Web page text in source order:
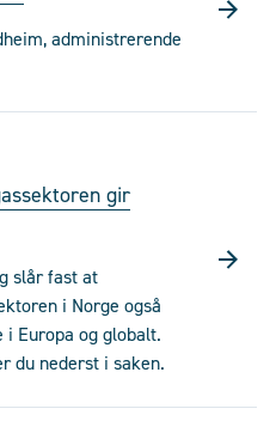
administrerende
gir
slår fast at
i Norge også
Europa og globalt.
du nederst i saken.